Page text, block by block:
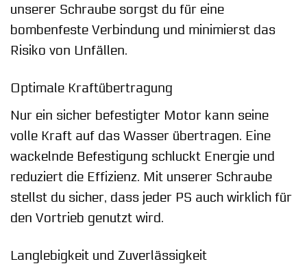
unserer Schraube sorgst du für eine
bombenfeste Verbindung und minimierst das
Risiko von Unfällen.
Optimale Kraftübertragung
Nur ein sicher befestigter Motor kann seine
volle Kraft auf das Wasser übertragen. Eine
wackelnde Befestigung schluckt Energie und
reduziert die Effizienz. Mit unserer Schraube
stellst du sicher, dass jeder PS auch wirklich für
den Vortrieb genutzt wird.
Langlebigkeit und Zuverlässigkeit